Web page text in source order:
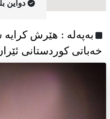
دواین
به‌په‌له‌ : هێرش
خەباتی کوردستانی